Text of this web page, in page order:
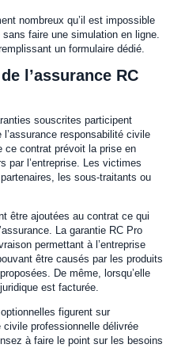
nombreux qu’il est impossible
faire une simulation en ligne.
un formulaire dédié.
l’assurance RC
souscrites participent
responsabilité civile
ce contrat prévoit la prise en
par l’entreprise. Les victimes
les sous-traitants ou
être ajoutées au contrat ce qui
La garantie RC Pro
permettant à l’entreprise
être causés par les produits
De même, lorsqu’elle
est facturée.
figurent sur
civile professionnelle délivrée
à faire le point sur les besoins